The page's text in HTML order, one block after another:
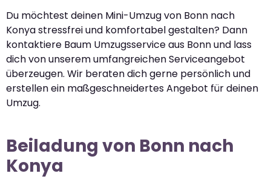
Du möchtest deinen Mini-Umzug von Bonn nach
Konya stressfrei und komfortabel gestalten? Dann
kontaktiere Baum Umzugsservice aus Bonn und lass
dich von unserem umfangreichen Serviceangebot
überzeugen. Wir beraten dich gerne persönlich und
erstellen ein maßgeschneidertes Angebot für deinen
Umzug.
Beiladung von Bonn nach
Konya